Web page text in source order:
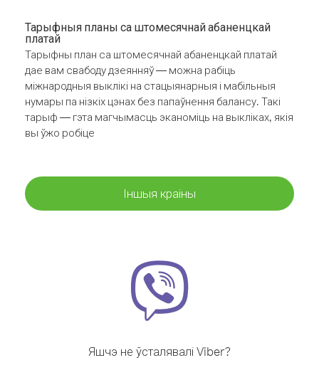
Тарыфныя планы са штомесячнай абаненцкай
платай
Тарыфны план са штомесячнай абаненцкай платай
дае вам свабоду дзеянняў — можна рабіць
міжнародныя выклікі на стацыянарныя і мабільныя
нумары па нізкіх цэнах без папаўнення балансу. Такі
тарыф — гэта магчымасць эканоміць на выкліках, якія
вы ўжо робіце
Іншыя краіны
Яшчэ не ўсталявалі Viber?